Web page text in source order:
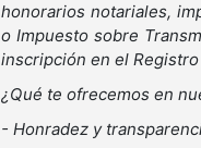
honorarios notariales,
o Impuesto sobre
inscripción en el
¿Qué te ofrecemos en
- Honradez y